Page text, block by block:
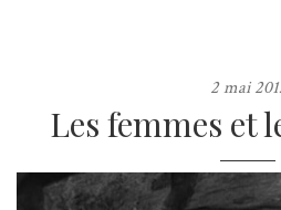
2 mai
Les femmes et